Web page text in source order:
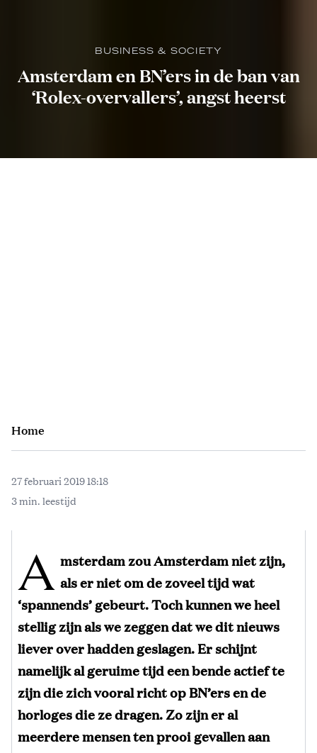
BUSINESS & SOCIETY
Amsterdam en BN’ers in de ban van
‘Rolex-overvallers’, angst heerst
Home
27 februari 2019 18:18
3 min. leestijd
A msterdam zou Amsterdam niet zijn,
als er niet om de zoveel tijd wat
‘spannends’ gebeurt. Toch kunnen we heel
stellig zijn als we zeggen dat we dit nieuws
liever over hadden geslagen. Er schijnt
namelijk al geruime tijd een bende actief te
zijn die zich vooral richt op BN’ers en de
horloges die ze dragen. Zo zijn er al
meerdere mensen ten prooi gevallen aan